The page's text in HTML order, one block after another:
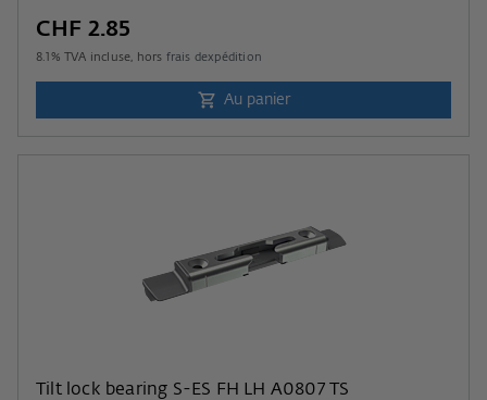
CHF 2.85
8.1 % TVA incluse, hors frais dexpédition
Au panier
Tilt lock bearing S-ES FH LH A0807 TS